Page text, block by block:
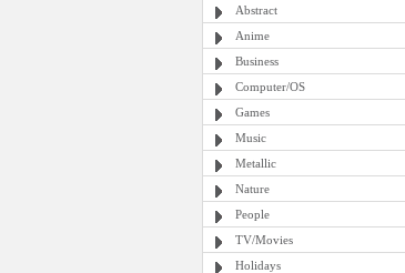
Abstract
Anime
Business
Computer/OS
Games
Music
Metallic
Nature
People
TV/Movies
Holidays